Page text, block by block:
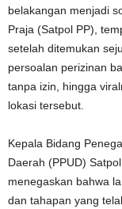
belakangan menjadi
Praja (Satpol PP),
setelah ditemukan
persoalan perizinan
tanpa izin, hingga
lokasi tersebut.
Kepala Bidang
Daerah (PPUD)
menegaskan bahwa
dan tahapan yang